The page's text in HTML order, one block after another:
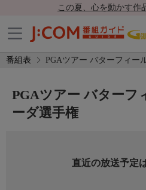
この夏、心を動かす作
番組表 PGAツアー バターフィー
PGAツアー バターフ
ーダ選手権
直近の放送予定